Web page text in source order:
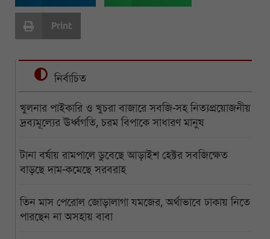
Print
নির্বাচিত
খুলনার পাইকারি ও খুচরা বাজারে সবজি-সহ নিত্যপ্রয়োজনীয়
দ্রব্যমূল্যের ঊর্ধ্বগতি, চরম বিপাকে সাধারণ মানুষ
টানা বর্ষায় রামপালে ডুবেছে আড়াইশ হেক্টর সবজিক্ষেত
বাড়ছে দাম-কমেছে সরবরাহ
তিন মাস পেরোল জোড়ালাগা যমজের, অর্থাভাবে ঢাকায় নিতে
পারছেন না অসহায় বাবা